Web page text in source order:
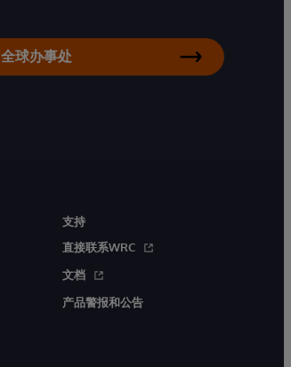
全球办事处
支持
直接联系WRC
文档
产品警报和公告